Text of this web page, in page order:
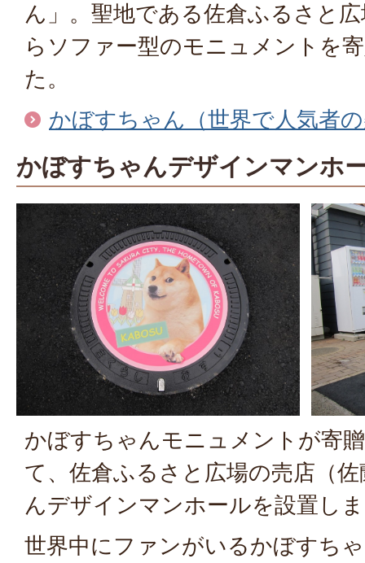
ん」。聖地である佐倉ふるさと
らソファー型のモニュメントを
た。
かぼすちゃん（世界で人気者
かぼすちゃんデザインマンホ
かぼすちゃんモニュメントが寄
て、佐倉ふるさと広場の売店（
んデザインマンホールを設置し
世界中にファンがいるかぼすち